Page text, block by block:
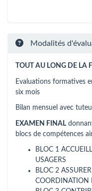
Modalités
TOUT AU LONG DE LA
Evaluations formatives
six mois
Bilan mensuel avec
EXAMEN FINAL
blocs de compétences
BLOC 1
USAGERS
BLOC 2
COORDINATION